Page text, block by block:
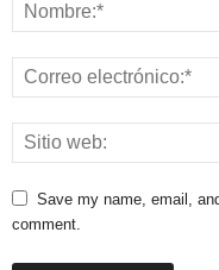
Save my name, email,
comment.